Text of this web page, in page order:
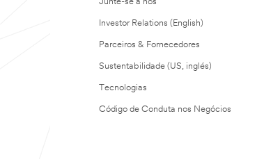
Investor Relations (English)
Parceiros & Fornecedores
Sustentabilidade (US, inglés)
Tecnologias
Código de Conduta nos Negócios